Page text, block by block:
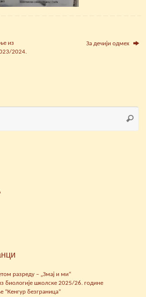
из
2024.
За дечији одмех
разреду – „Змај и ми“
биологије школске 2025/26. године
“Кенгур безграница”